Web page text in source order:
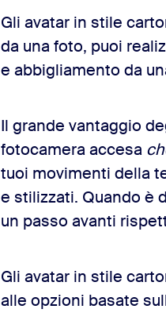
Gli avatar in stile
da una foto, puoi
e abbigliamento da
Il grande vantaggio
fotocamera accesa
tuoi movimenti della
e stilizzati. Quando è
un passo avanti
Gli avatar in stile
alle opzioni basate